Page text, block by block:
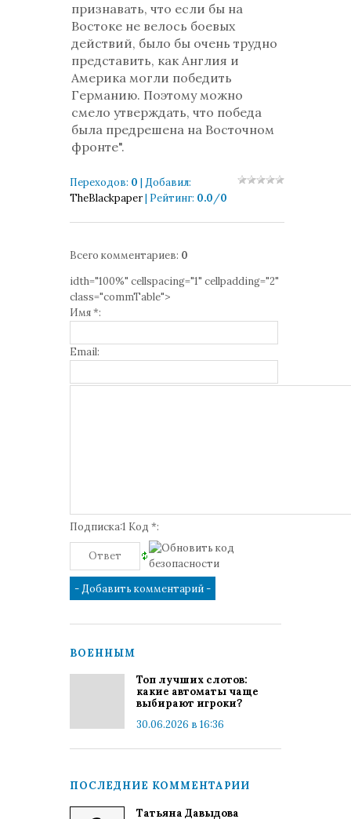
признавать, что если бы на
Востоке не велось боевых
действий, было бы очень трудно
представить, как Англия и
Америка могли победить
Германию. Поэтому можно
смело утверждать, что победа
была предрешена на Восточном
фронте".
Переходов: 0 | Добавил:
TheBlackpaper| Рейтинг: 0.0/0
Всего комментариев: 0
idth="100%" cellspacing="1" cellpadding="2"
class="commTable">
Имя *:
Email:
Подписка:1 Код *:
ВОЕННЫМ
Топ лучших слотов:
какие автоматы чаще
выбирают игроки?
30.06.2026 в 16:36
ПОСЛЕДНИЕ КОММЕНТАРИИ
Татьяна Давыдова